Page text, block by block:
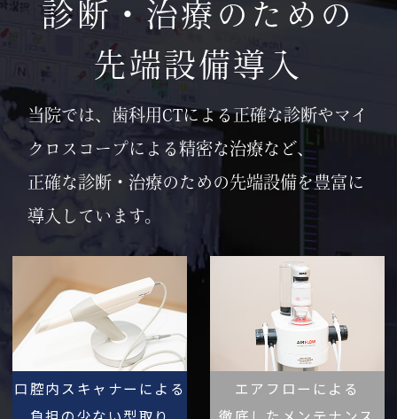
診断・治療のための
先端設備導入
当院では、歯科用CTによる正確な診断やマイ
クロスコープによる精密な治療など、
正確な診断・治療のための先端設備を豊富に
導入しています。
口腔内スキャナーによる
エアフローによる